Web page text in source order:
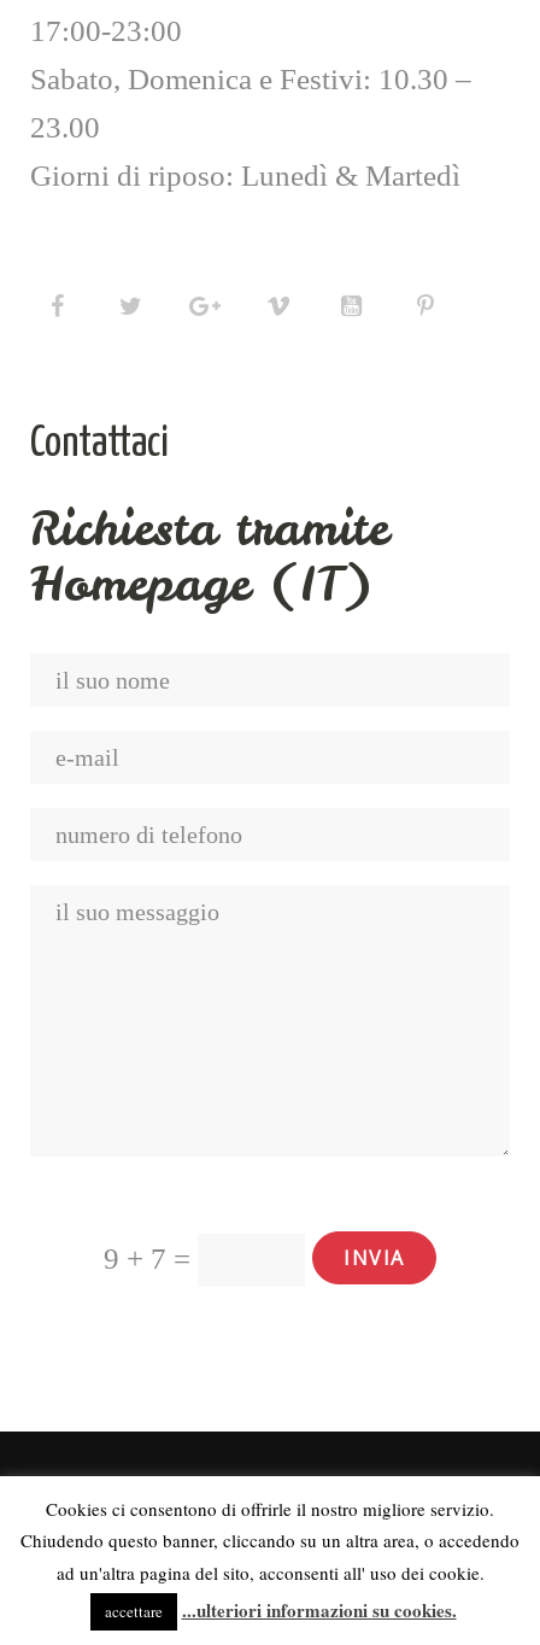
17:00-23:00
Sabato, Domenica e Festivi: 10.30 –
23.00
Giorni di riposo: Lunedì & Martedì
Contattaci
Richiesta tramite
Homepage (IT)
9 + 7 = INVIA
02711380218
Cookies ci consentono di offrirle il nostro migliore servizio.
Chiudendo questo banner, cliccando su un altra area, o accedendo
ad un'altra pagina del sito, acconsenti all' uso dei cookie.
accettare ...ulteriori informazioni su cookies.